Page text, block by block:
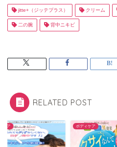
jitte+（ジッテプラス） クリーム
二の腕 背中ニキビ
RELATED POST
ケア ボディケア